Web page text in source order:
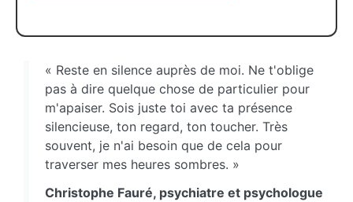
« Reste en silence auprès de moi. Ne t'oblige
pas à dire quelque chose de particulier pour
m'apaiser. Sois juste toi avec ta présence
silencieuse, ton regard, ton toucher. Très
souvent, je n'ai besoin que de cela pour
traverser mes heures sombres. »
Christophe Fauré, psychiatre et psychologue